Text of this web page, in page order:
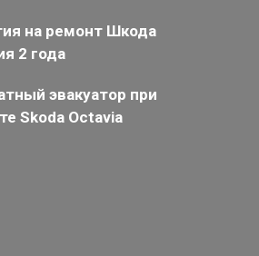
на ремонт Шкода
2 года
эвакуатор при
Skoda Octavia